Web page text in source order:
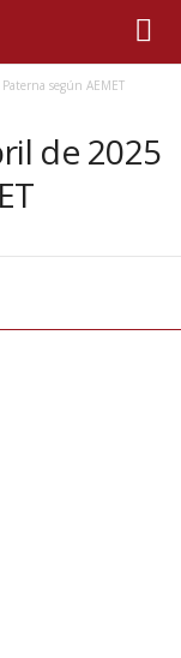
según AEMET
de 2025